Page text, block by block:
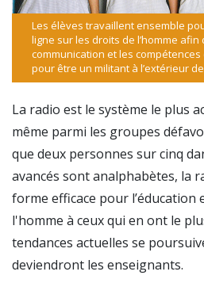
Les élèves travaillent ensemble
ligne sur les droits de l’homme afin
communication et les
pour être un militant à l’extérieur
La radio est le système le plus
même parmi les groupes
que deux personnes sur cinq
avancés sont analphabètes, la
forme efficace pour l’éducation
l'homme à ceux qui en ont le
tendances actuelles se
deviendront les enseignants.